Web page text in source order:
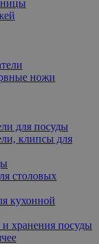
ножи
для посуды
клипсы для
столовых
кухонной
хранения посуды